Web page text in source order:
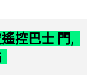
控巴士 門,